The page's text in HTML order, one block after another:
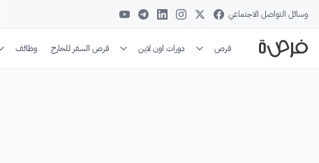
وسائل التواصل الاجتماعي
فرص دورات اون لاين فرص السفر للخارج وظائف